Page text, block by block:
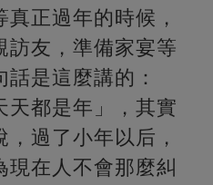
正過年的時候，
訪友，準備家宴等
是這麼講的：
天都是年」，其實
過了小年以后，
現在人不會那麼糾